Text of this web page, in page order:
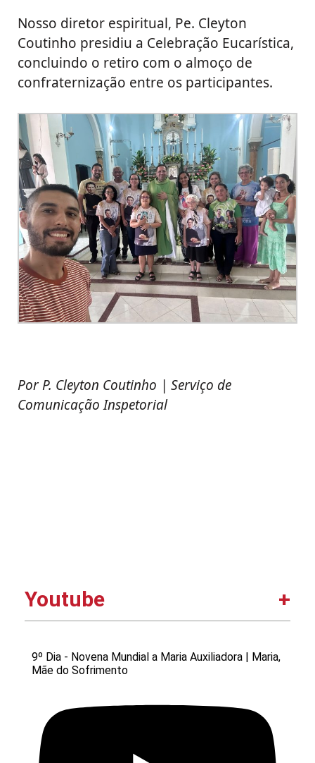
Nosso diretor espiritual, Pe. Cleyton
Coutinho presidiu a Celebração Eucarística,
concluindo o retiro com o almoço de
confraternização entre os participantes.
Por P. Cleyton Coutinho | Serviço de
Comunicação Inspetorial
Youtube
9º Dia - Novena Mundial a Maria Auxiliadora | Maria,
Mãe do Sofrimento